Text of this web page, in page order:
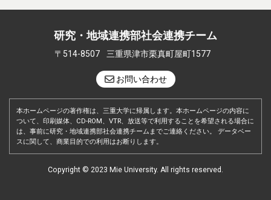
研究・地域連携部社会連携チーム
〒514-8507 三重県津市栗真町屋町1577
お問い合わせ
本ホームページの著作権は、三重大学に帰属します。本ホームページの内容に
ついて、印刷媒体、CD-ROM、VTR、放送等で利用することを希望される場合に
は、事前に研究・地域連携部社会連携チームまでご連絡ください。 データベー
スに関して、商業目的での利用はお断りします。
Copyright © 2023 Mie University. All rights reserved.